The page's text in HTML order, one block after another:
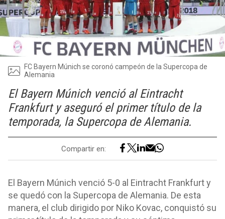
FC Bayern Múnich se coronó campeón de la Supercopa de
Alemania
El Bayern Múnich venció al Eintracht
Frankfurt y aseguró el primer título de la
temporada, la Supercopa de Alemania.
Compartir en:
El Bayern Múnich venció 5-0 al Eintracht Frankfurt y
se quedó con la Supercopa de Alemania. De esta
manera, el club dirigido por Niko Kovac, conquistó su